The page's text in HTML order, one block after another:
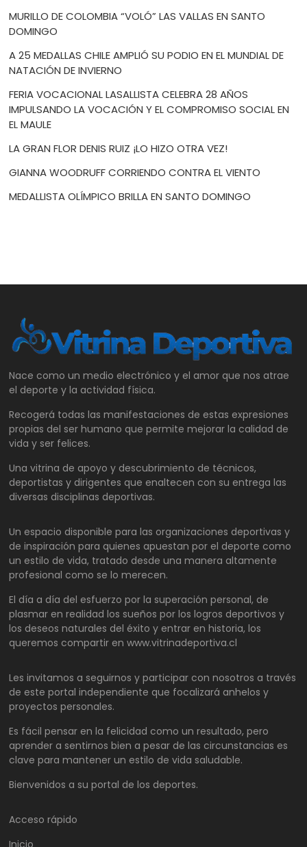
MURILLO DE COLOMBIA “VOLÓ” LAS VALLAS EN SANTO
DOMINGO
A 25 MEDALLAS CHILE AMPLIÓ SU PODIO EN EL MUNDIAL DE
NATACIÓN DE INVIERNO
FERIA VOCACIONAL LASALLISTA CELEBRA 28 AÑOS
IMPULSANDO LA VOCACIÓN Y EL COMPROMISO SOCIAL EN
EL MAULE
LA GRAN FLOR DENIS RUIZ ¡LO HIZO OTRA VEZ!
GIANNA WOODRUFF CORRIENDO CONTRA EL VIENTO
MEDALLISTA OLÍMPICO BRILLA EN SANTO DOMINGO
Nace como un medio electrónico y el amor que nos atrae
el deporte y la actividad física.
Recogerá todas las manifestaciones de estas expresiones
propias del ser humano que permite mejorar la calidad de
vida y ser felices.
Una vitrina de apoyo y descubrimiento de técnicos,
deportistas y dirigentes que enaltecen con su entrega las
diversas disciplinas deportivas.
Un espacio disponible para las organizaciones deportivas y
de inspiración para quienes apuestan por el deporte como
un estilo de vida, tratado desde una manera altamente
profesional como se lo merecen.
El día a día del esfuerzo por la superación personal, de
plasmar en realidad los sueños por los logros deportivos y
los deseos naturales del éxito y entrar en historia, los
queremos compartir en www.vitrinadeportiva.cl
Les invitamos a seguirnos y participar con nosotros a través
de este portal independiente que focalizará anhelos y
proyectos personales.
Es fácil pensar en la felicidad como un resultado, pero
aprender a sentirnos bien a pesar de las circunstancias es
clave para mantener un estilo de vida saludable.
Bienvenidos a su portal de los deportes.
Acceso rápido